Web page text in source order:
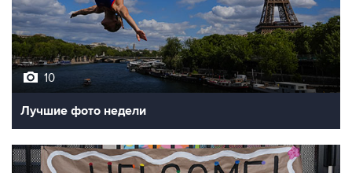
10
Лучшие фото недели